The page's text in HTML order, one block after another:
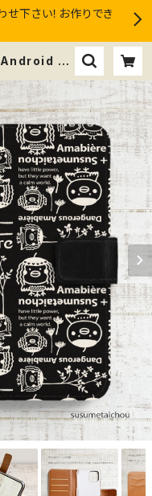
下さい！お作りでき
Android 手
長Club mar